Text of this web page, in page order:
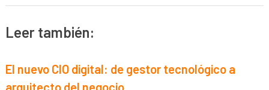
Leer también:
El nuevo CIO digital: de gestor tecnológico a
arquitecto del negocio